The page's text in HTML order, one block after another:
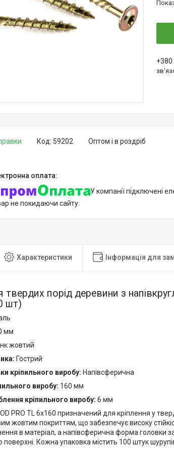
Оптом і в роздріб
Код: 59202
У компанії підключені
не покидаючи сайту.
Характеристики Інформація для
порід деревини з
шт)
мм
жовтий
Гострий
кріпильного виробу: Напівсферична
виробу: 160 мм
кріпильного виробу: 6 мм
PRO TL 6х160 призначений для кріплення у
жовтим покриттям, що забезпечує високу
в матеріал, а напівсферична форма головки
Кожна упаковка містить 100 штук